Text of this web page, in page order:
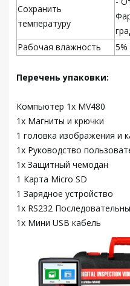
Сохранить
температуру
Рабочая влажность
Перечень упаковки:
Компьютер 1x MV480
1x Магниты и крючки
1 головка изображения и
1x Руководство
1x Защитный чемодан
1 Карта Micro SD
1 Зарядное устройство
1x RS232
1x Мини USB кабель